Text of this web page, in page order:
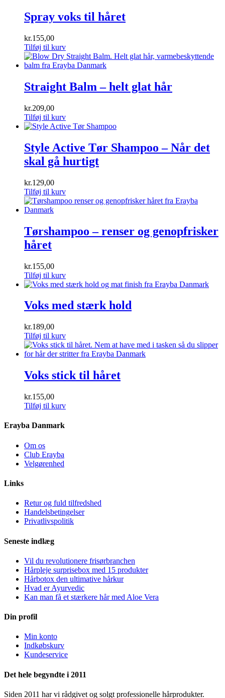
kr.129,00.kr.99,00.
Spray voks til håret
kr.155,00
Tilføj til kurv
Straight Balm – helt glat hår
kr.209,00
Tilføj til kurv
Style Active Tør Shampoo – Når det
skal gå hurtigt
kr.129,00
Tilføj til kurv
Tørshampoo – renser og genopfrisker
håret
kr.155,00
Tilføj til kurv
Voks med stærk hold
kr.189,00
Tilføj til kurv
Voks stick til håret
kr.155,00
Tilføj til kurv
Erayba Danmark
Om os
Club Erayba
Velgørenhed
Links
Retur og fuld tilfredshed
Handelsbetingelser
Privatlivspolitik
Seneste indlæg
Vil du revolutionere frisørbranchen
Hårpleje surprisebox med 15 produkter
Hårbotox den ultimative hårkur
Hvad er Ayurvedic
Kan man få et stærkere hår med Aloe Vera
Din profil
Min konto
Indkøbskurv
Kundeservice
Det hele begyndte i 2011
Siden 2011 har vi rådgivet og solgt professionelle hårprodukter.